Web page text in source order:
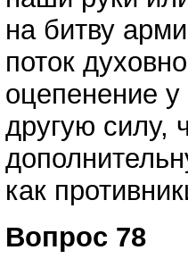
на битву
поток
оцепенение
другую силу,
как
Вопрос 78